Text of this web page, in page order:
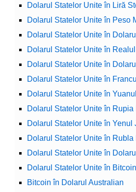
Dolarul Statelor Unite în Liră
Dolarul Statelor Unite în Peso
Dolarul Statelor Unite în
Dolarul Statelor Unite în
Dolarul Statelor Unite în
Dolarul Statelor Unite în
Dolarul Statelor Unite în
Dolarul Statelor Unite în Rupia
Dolarul Statelor Unite în Yenul
Dolarul Statelor Unite în Rubla
Dolarul Statelor Unite în
Dolarul Statelor Unite în Bitcoin
Bitcoin în Dolarul Australian